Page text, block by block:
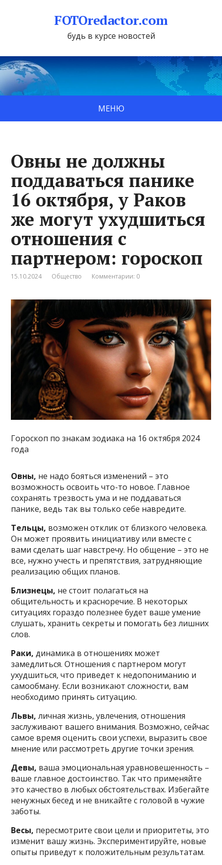
FOTOredactor.com
будь в курсе новостей
МЕНЮ
Овны не должны
поддаваться панике
16 октября, у Раков
же могут ухудшиться
отношения с
партнером: гороскоп
15.10.2024 Общество Комментарии: 0
Гороскоп по знакам зодиака на 16 октября 2024
года
Овны, не надо бояться изменений – это
возможность освоить что-то новое. Главное
сохранять трезвость ума и не поддаваться
панике, ведь так вы только себе навредите.
Тельцы, возможен отклик от близкого человека.
Он может проявить инициативу или вместе с
вами сделать шаг навстречу. Но общение – это не
все, нужно учесть и препятствия, затрудняющие
реализацию общих планов.
Близнецы, не стоит полагаться на
общительность и красноречие. В некоторых
ситуациях гораздо полезнее будет ваше умение
слушать, хранить секреты и помогать без лишних
слов.
Раки, динамика в отношениях может
замедлиться. Отношения с партнером могут
ухудшиться, что приведет к недопониманию и
самообману. Если возникают сложности, вам
необходимо принять ситуацию.
Львы, личная жизнь, увлечения, отношения
заслуживают вашего внимания. Возможно, сейчас
самое время оценить свои успехи, выразить свое
мнение или рассмотреть другие точки зрения.
Девы, ваша эмоциональная уравновешенность –
ваше главное достоинство. Так что применяйте
это качество в любых обстоятельствах. Избегайте
ненужных бесед и не вникайте с головой в чужие
заботы.
Весы, пересмотрите свои цели и приоритеты, это
изменит вашу жизнь. Экспериментируйте, новые
опыты приведут к положительным результатам.